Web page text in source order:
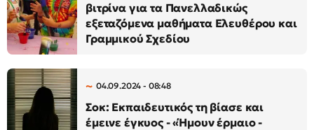
βιτρίνα για τα Πανελλαδικώς
εξεταζόμενα μαθήματα Ελευθέρου και
Γραμμικού Σχεδίου
04.09.2024 - 08:48
Σοκ: Εκπαιδευτικός τη βίασε και
έμεινε έγκυος - «Ήμουν έρμαιο -